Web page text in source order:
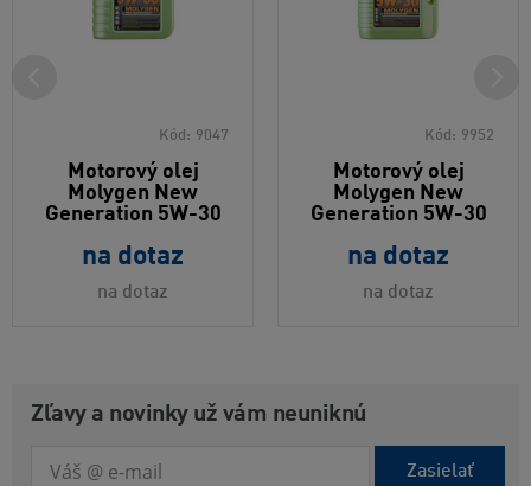
Kód: 9047
Motorový olej
Molygen New
Generation 5W-30
na dotaz
na dotaz
Kód: 9952
Motorový olej
Molygen New
Generation 5W-30
na dotaz
na dotaz
Zľavy a novinky už vám neuniknú
Zasielať